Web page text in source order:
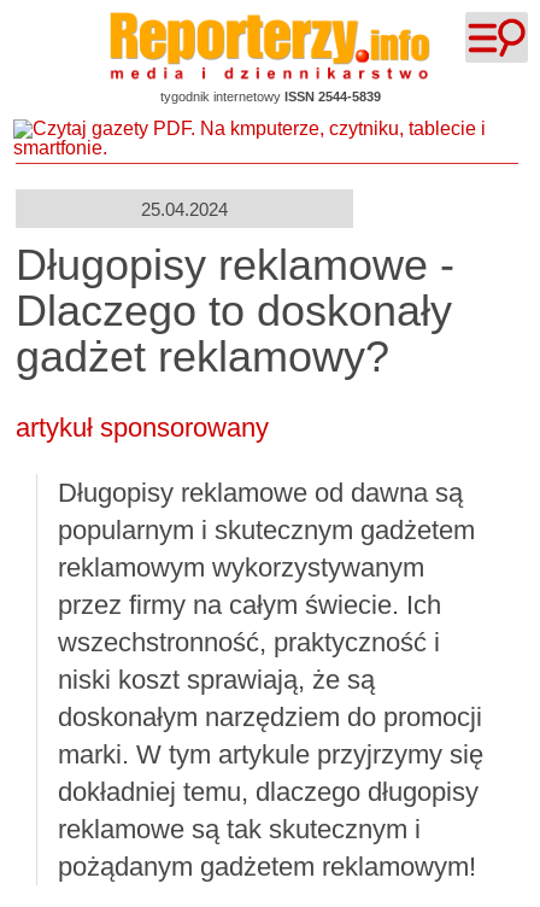
tygodnik internetowy ISSN 2544-5839
25.04.2024
Długopisy reklamowe -
Dlaczego to doskonały
gadżet reklamowy?
artykuł sponsorowany
Długopisy reklamowe od dawna są
popularnym i skutecznym gadżetem
reklamowym wykorzystywanym
przez firmy na całym świecie. Ich
wszechstronność, praktyczność i
niski koszt sprawiają, że są
doskonałym narzędziem do promocji
marki. W tym artykule przyjrzymy się
dokładniej temu, dlaczego długopisy
reklamowe są tak skutecznym i
pożądanym gadżetem reklamowym!